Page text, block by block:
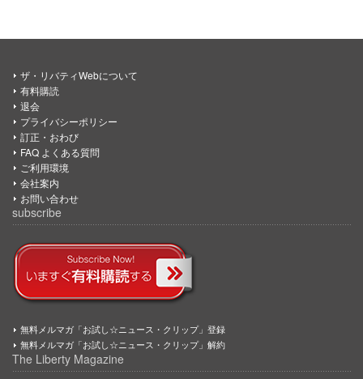
ザ・リバティWebについて
有料購読
退会
プライバシーポリシー
訂正・おわび
FAQ よくある質問
ご利用環境
会社案内
お問い合わせ
subscribe
無料メルマガ「お試し☆ニュース・クリップ」登録
無料メルマガ「お試し☆ニュース・クリップ」解約
The Liberty Magazine